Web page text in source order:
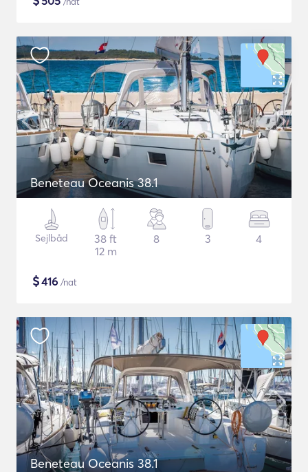
Beneteau Oceanis 38.1
Sejlbåd
38 ft
12 m
8 3 4
$416 /nat
Beneteau Oceanis 38.1